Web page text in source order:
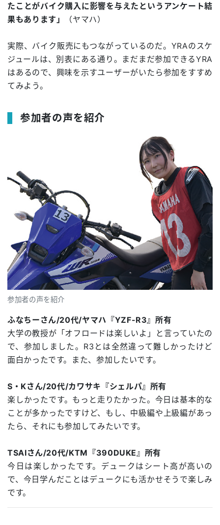
たことがバイク購入に影響を与えたというアンケート結
果もあります」
（ヤマハ）
実際、バイク販売にもつながっているのだ。YRAのスケ
ジュールは、別表にある通り。まだまだ参加できるYRA
はあるので、興味を示すユーザーがいたら参加をすすめ
てみよう。
参加者の声を紹介
参加者の声を紹介
ふなちーさん/20代/ヤマハ『YZF-R3』所有
大学の教授が「オフロードは楽しいよ」と言っていたの
で、参加しました。R3とは全然違って難しかったけど
面白かったです。また、参加したいです。
S・Kさん/20代/カワサキ『シェルパ』所有
楽しかったです。もっと走りたかった。今日は基本的な
ことが多かったですけど、もし、中級編や上級編があっ
たら、それにも参加してみたいです。
TSAIさん/20代/KTM『390DUKE』所有
今日は楽しかったです。デュークはシート高が高いの
で、今日学んだことはデュークにも活かせそうで楽しみ
です。